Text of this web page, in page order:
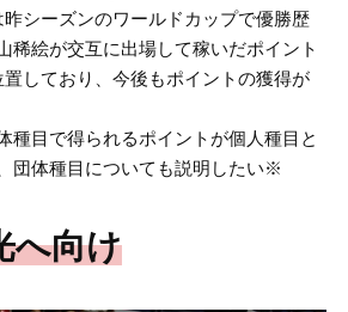
昨シーズンのワールドカップで優勝歴
稀絵が交互に出場して稼いだポイント
しており、今後もポイントの獲得が
種目で得られるポイントが個人種目と
団体種目についても説明したい※
へ向け